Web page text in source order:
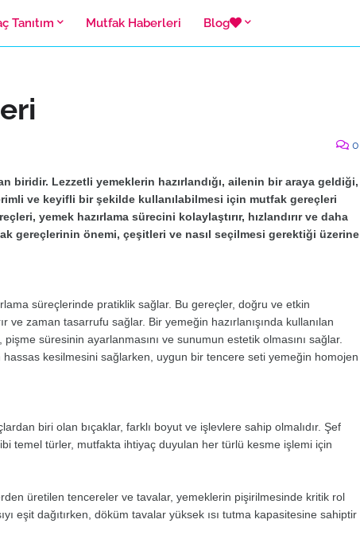
Tanıtım Mutfak Haberleri Blog
0
biridir. Lezzetli yemeklerin hazırlandığı, ailenin bir araya geldiği,
ve keyifli bir şekilde kullanılabilmesi için mutfak gereçleri
yemek hazırlama sürecini kolaylaştırır, hızlandırır ve daha
gereçlerinin önemi, çeşitleri ve nasıl seçilmesi gerektiği üzerine
süreçlerinde pratiklik sağlar. Bu gereçler, doğru ve etkin
ve zaman tasarrufu sağlar. Bir yemeğin hazırlanışında kullanılan
süresinin ayarlanmasını ve sunumun estetik olmasını sağlar.
kesilmesini sağlarken, uygun bir tencere seti yemeğin homojen
biri olan bıçaklar, farklı boyut ve işlevlere sahip olmalıdır. Şef
temel türler, mutfakta ihtiyaç duyulan her türlü kesme işlemi için
üretilen tencereler ve tavalar, yemeklerin pişirilmesinde kritik rol
eşit dağıtırken, döküm tavalar yüksek ısı tutma kapasitesine sahiptir